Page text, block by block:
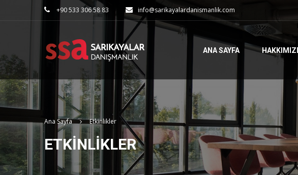
+90 533 306 58 83 info@sarikayalardanismanlik.com
ANA SAYFA
Ana Sayfa Etkinlikler
ETKINLIKLER